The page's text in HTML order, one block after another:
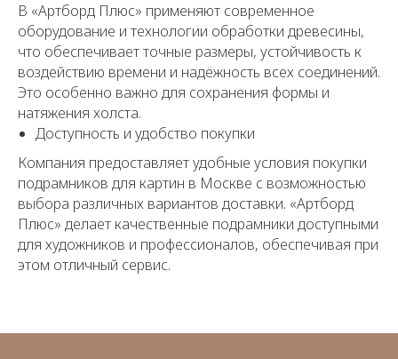
В «Артборд Плюс» применяют современное
оборудование и технологии обработки древесины,
что обеспечивает точные размеры, устойчивость к
воздействию времени и надёжность всех соединений.
Это особенно важно для сохранения формы и
натяжения холста.
Доступность и удобство покупки
Компания предоставляет удобные условия покупки
подрамников для картин в Москве с возможностью
выбора различных вариантов доставки. «Артборд
Плюс» делает качественные подрамники доступными
для художников и профессионалов, обеспечивая при
этом отличный сервис.